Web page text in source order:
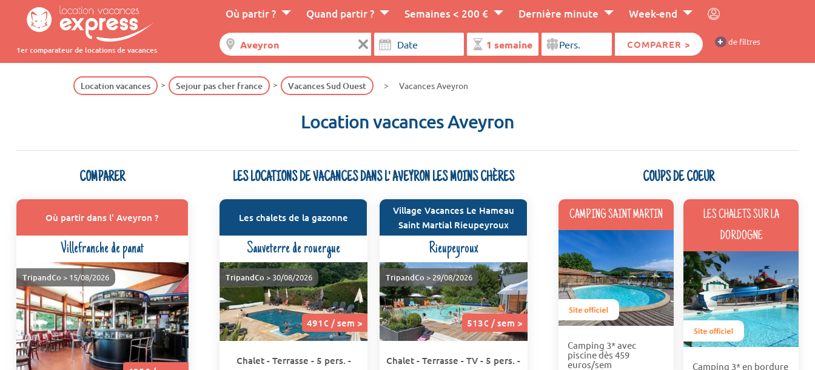
1er comparateur de locations de vacances
Où partir ? Quand partir ? Semaines < 200 € Dernière minute Week-end
COMPARER > + de filtres
Location vacances Sejour pas cher france Vacances Sud Ouest Vacances Aveyron
Location vacances Aveyron
COMPARER
Où partir dans l' Aveyron ?
Villefranche de panat
TripandCo > 15/08/2026
LES LOCATIONS DE VACANCES DANS L' AVEYRON LES MOINS CHÈRES
Les chalets de la gazonne
Sauveterre de rouergue
491€ / sem >
TripandCo > 30/08/2026
Chalet - Terrasse - 5 pers. -
Village Vacances Le Hameau
Saint Martial Rieupeyroux
Rieupeyroux
513€ / sem >
TripandCo > 29/08/2026
Chalet - Terrasse - TV - 5 pers. -
COUPS DE COEUR
CAMPING SAINT MARTIN
Camping 3* avec
piscine dès 459
euros/sem
LES CHALETS SUR LA
DORDOGNE
Camping 3* en bordure